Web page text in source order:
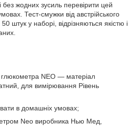
без жодних зусиль перевірити цей
Тест-смужки від австрійського
штук у наборі, відрізняються якістю і
NEO — матеріал
для вимірювання Рівень
в домашніх умовах;
Neo виробника Нью Мед,